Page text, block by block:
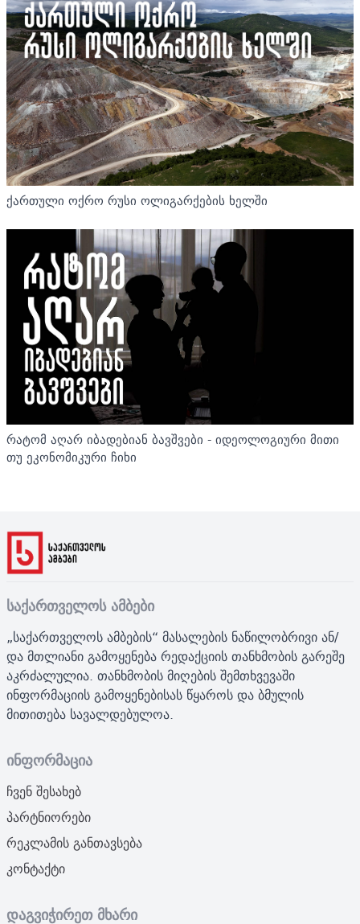
ქართული ოქრო რუსი ოლიგარქების ხელში
რატომ აღარ იბადებიან ბავშვები - იდეოლოგიური მითი
თუ ეკონომიკური ჩიხი
საქართველოს ამბები
„საქართველოს ამბების“ მასალების ნაწილობრივი ან/
და მთლიანი გამოყენება რედაქციის თანხმობის გარეშე
აკრძალულია. თანხმობის მიღების შემთხვევაში
ინფორმაციის გამოყენებისას წყაროს და ბმულის
მითითება სავალდებულოა.
ინფორმაცია
ჩვენ შესახებ
პარტნიორები
რეკლამის განთავსება
კონტაქტი
დაგვიჭირეთ მხარი